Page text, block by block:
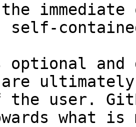
self-
and
the user.
what